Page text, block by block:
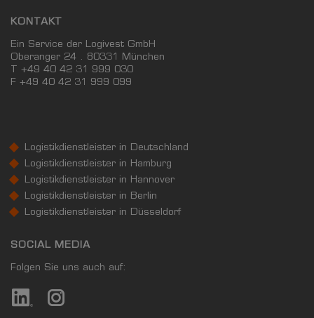
KONTAKT
Ein Service der Logivest GmbH
Oberanger 24 . 80331 München
T +49 40 42 31 999 030
F +49 40 42 31 999 099
Logistikdienstleister in Deutschland
Logistikdienstleister in Hamburg
Logistikdienstleister in Hannover
Logistikdienstleister in Berlin
Logistikdienstleister in Düsseldorf
SOCIAL MEDIA
Folgen Sie uns auch auf: